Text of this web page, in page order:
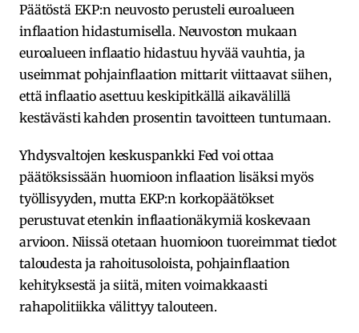
Päätöstä EKP:n neuvosto perusteli euroalueen
inflaation hidastumisella. Neuvoston mukaan
euroalueen inflaatio hidastuu hyvää vauhtia, ja
useimmat pohjainflaation mittarit viittaavat siihen,
että inflaatio asettuu keskipitkällä aikavälillä
kestävästi kahden prosentin tavoitteen tuntumaan.
Yhdysvaltojen keskuspankki Fed voi ottaa
päätöksissään huomioon inflaation lisäksi myös
työllisyyden, mutta EKP:n korkopäätökset
perustuvat etenkin inflaationäkymiä koskevaan
arvioon. Niissä otetaan huomioon tuoreimmat tiedot
taloudesta ja rahoitusoloista, pohjainflaation
kehityksestä ja siitä, miten voimakkaasti
rahapolitiikka välittyy talouteen.